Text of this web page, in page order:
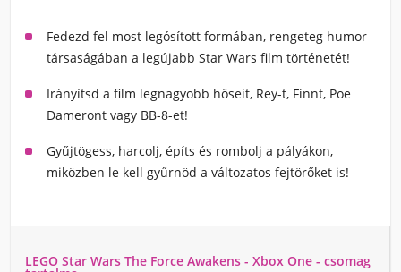
Fedezd fel most legósított formában, rengeteg humor
társaságában a legújabb Star Wars film történetét!
Irányítsd a film legnagyobb hőseit, Rey-t, Finnt, Poe
Dameront vagy BB-8-et!
Gyűjtögess, harcolj, építs és rombolj a pályákon,
miközben le kell gyűrnöd a változatos fejtörőket is!
LEGO Star Wars The Force Awakens - Xbox One - csomag